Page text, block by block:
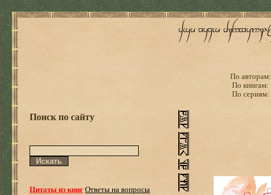
По авторам:
По книгам:
По сериям:
Поиск по сайту
Цитаты из книгОтветы на вопросы